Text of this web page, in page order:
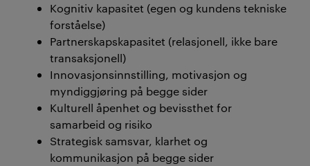
Kognitiv kapasitet (egen og kundens tekniske
forståelse)
Partnerskapskapasitet (relasjonell, ikke bare
transaksjonell)
Innovasjonsinnstilling, motivasjon og
myndiggjøring på begge sider
Kulturell åpenhet og bevissthet for
samarbeid og risiko
Strategisk samsvar, klarhet og
kommunikasjon på begge sider